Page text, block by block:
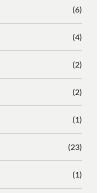
(6)
(4)
(2)
(2)
(1)
(23)
(1)